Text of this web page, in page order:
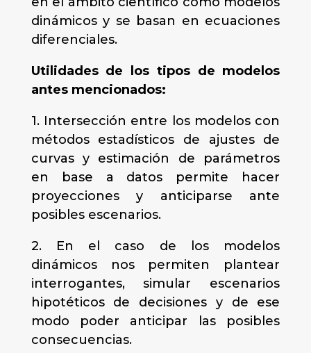
dinámicos y se basan en ecuaciones
diferenciales.
Utilidades de los tipos de modelos
antes mencionados:
1. Intersección entre los modelos con
métodos estadísticos de ajustes de
curvas y estimación de parámetros
en base a datos permite hacer
proyecciones y anticiparse ante
posibles escenarios.
2. En el caso de los modelos
dinámicos nos permiten plantear
interrogantes, simular escenarios
hipotéticos de decisiones y de ese
modo poder anticipar las posibles
consecuencias.